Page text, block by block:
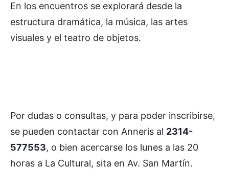
En los encuentros se explorará desde la
estructura dramática, la música, las artes
visuales y el teatro de objetos.
Por dudas o consultas, y para poder inscribirse,
se pueden contactar con Anneris al 2314-
577553, o bien acercarse los lunes a las 20
horas a La Cultural, sita en Av. San Martín.